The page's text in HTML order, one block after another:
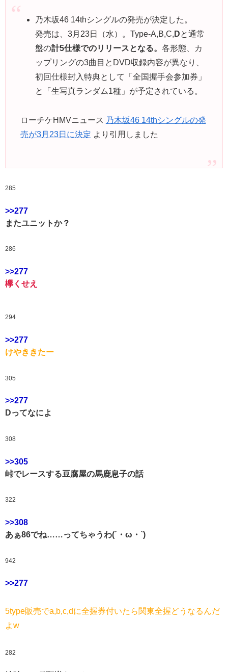
乃木坂46 14thシングルの発売が決定した。
発売は、3月23日（水）。Type-A,B,C, Dと通常
盤の計5仕様でのリリースとなる。 各形態、カ
ップリングの3曲目とDVD収録内容が異なり、
初回仕様封入特典として「全国握手会参加券」
と「生写真ランダム1種」が予定されている。
ローチケHMVニュース 乃木坂46 14thシングルの発
売が3月23日に決定 より引用しました
285
>>277
またユニットか？
286
>>277
欅くせえ
294
>>277
けやききたー
305
>>277
Dってなによ
308
>>305
峠でレースする豆腐屋の馬鹿息子の話
322
>>308
あぁ86でね……ってちゃうわ(´・ω・`)
942
>>277
5type販売でa,b,c,dに全握券付いたら関東全握どうなるんだ
よw
282